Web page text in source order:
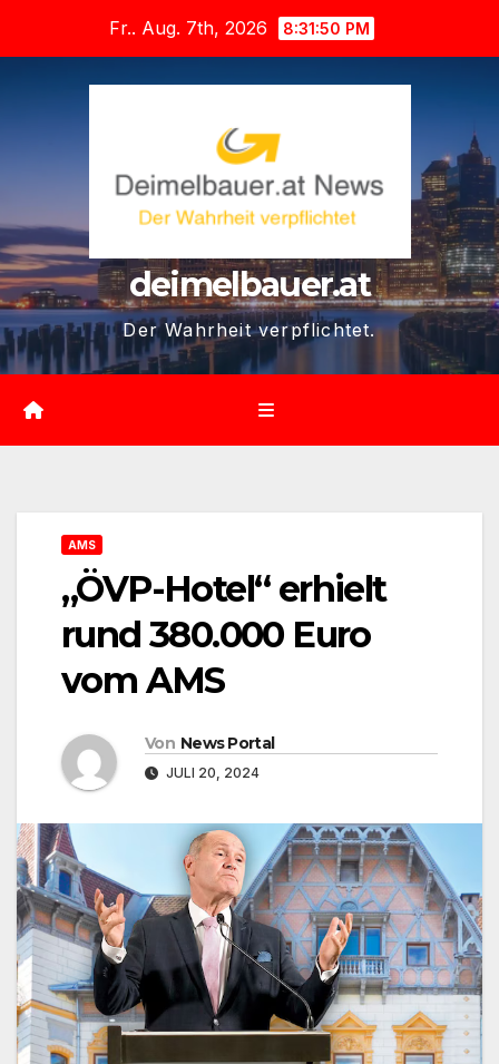
Fr.. Aug. 7th, 2026 8:31:51 PM
deimelbauer.at
Der Wahrheit verpflichtet.
AMS
„ÖVP-Hotel“ erhielt
rund 380.000 Euro
vom AMS
Von News Portal
JULI 20, 2024